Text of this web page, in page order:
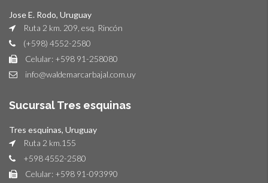
Jose E. Rodo, Uruguay
Ruta 2 km. 209, esq. Rincón
(+598) 4552-2580
Celular: +598 91-258080
info@waldemarcarbajal.com.uy
Sucursal Tres esquinas
Tres esquinas, Uruguay
Ruta 2 km.155
+598 4552-2580
Celular: +598 91-093990